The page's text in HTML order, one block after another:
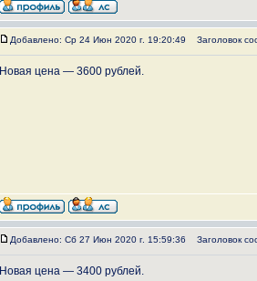
Добавлено: Ср 24 Июн 2020 г. 19:20:49 Заголовок
Новая цена — 3600 рублей.
Добавлено: Сб 27 Июн 2020 г. 15:59:36 Заголовок
Новая цена — 3400 рублей.